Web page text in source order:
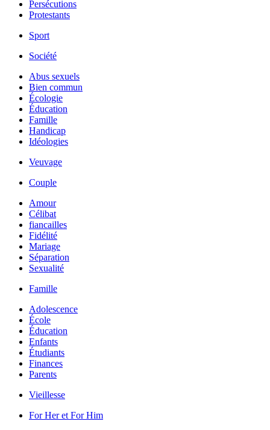
Persécutions
Protestants
Sport
Société
Abus sexuels
Bien commun
Écologie
Éducation
Famille
Handicap
Idéologies
Veuvage
Couple
Amour
Célibat
fiancailles
Fidélité
Mariage
Séparation
Sexualité
Famille
Adolescence
École
Éducation
Enfants
Étudiants
Finances
Parents
Vieillesse
For Her et For Him